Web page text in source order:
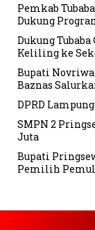
Pemkab
Dukung
Dukung
Keliling ke
Bupati
Baznas
DPRD
SMPN 2
Juta
Bupati
Pemilih